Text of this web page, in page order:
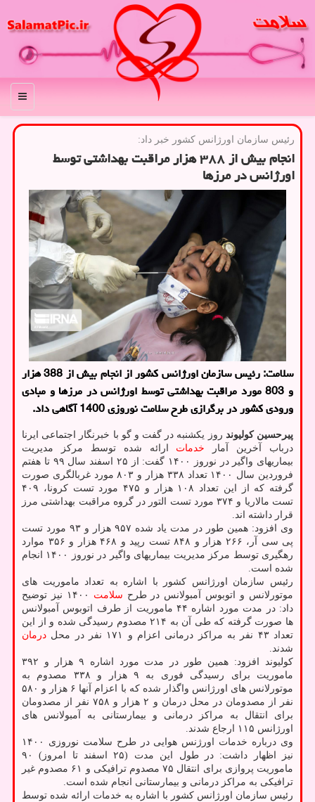
منو
رئیس سازمان اورژانس كشور خبر داد:
انجام بیش از ۳۸۸ هزار مراقبت بهداشتی توسط
اورژانس در مرزها
سلامت: رئیس سازمان اورژانس کشور از انجام بیش از 388 هزار
و 803 مورد مراقبت بهداشتی توسط اورژانس در مرزها و مبادی
ورودی کشور در برگرازی طرح سلامت نوروزی 1400 آگاهی داد.
پیرحسین کولیوند روز یکشنبه در گفت و گو با خبرنگار اجتماعی ایرنا
درباب آخرین آمار خدمات ارائه شده توسط مرکز مدیریت
بیماریهای واگیر در نوروز ۱۴۰۰ گفت: از ۲۵ اسفند سال ۹۹ تا هفتم
فروردین سال ۱۴۰۰ تعداد ۳۳۸ هزار و ۸۰۳ مورد غربالگری صورت
گرفته که از این تعداد ۱۰۸ هزار و ۴۷۵ مورد تست کرونا، ۴۰۹
تست مالاریا و ۳۷۴ مورد تست التور در گروه مراقبت بهداشتی مرز
قرار داشته اند.
وی افزود: همین طور در مدت یاد شده ۹۵۷ هزار و ۹۳ مورد تست
پی سی آر، ۲۶۶ هزار و ۸۴۸ تست رپید و ۴۶۸ هزار و ۳۵۶ موارد
رهگیری توسط مرکز مدیریت بیماریهای واگیر در نوروز ۱۴۰۰ انجام
شده است.
رئیس سازمان اورژانس کشور با اشاره به تعداد ماموریت های
موتورلانس و اتوبوس آمبولانس در طرح سلامت
۱۴۰۰ نیز توضیح
داد: در مدت مورد اشاره ۴۴ ماموریت از طرف اتوبوس آمبولانس
ها صورت گرفته که طی آن به ۲۱۴ مصدوم رسیدگی شده و از این
تعداد ۴۳ نفر به مراکز درمانی اعزام و ۱۷۱ نفر در محل
درمان
شدند.
کولیوند افزود: همین طور در مدت مورد اشاره ۹ هزار و ۳۹۲
ماموریت برای رسیدگی فوری به ۹ هزار و ۳۳۸ مصدوم به
موتورلانس های اورژانس واگذار شده که با اعزام آنها ۶ هزار و ۵۸۰
نفر از مصدومان در محل درمان و ۲ هزار و ۷۵۸ نفر از مصدومان
برای انتقال به مراکز درمانی و بیمارستانی به آمبولانس های
اورژانس ۱۱۵ ارجاع شدند.
وی درباره خدمات اورژنس هوایی در طرح سلامت نوروزی ۱۴۰۰
نیز اظهار داشت: در طول این مدت (۲۵ اسفند تا امروز) ۹۰
ماموریت پروازی برای انتقال ۷۵ مصدوم ترافیکی و ۶۱ مصدوم غیر
ترافیکی به مراکز درمانی و بیمارستانی انجام شده است.
رئیس سازمان اورژانس کشور با اشاره به خدمات ارائه شده توسط